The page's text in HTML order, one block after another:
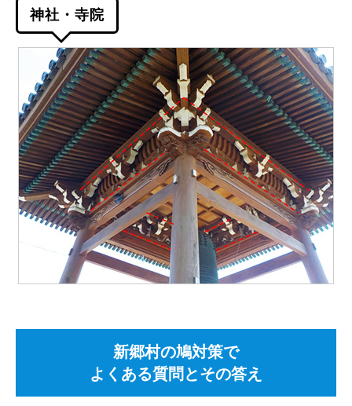
神社・寺院
新郷村の鳩対策で
よくある質問とその答え